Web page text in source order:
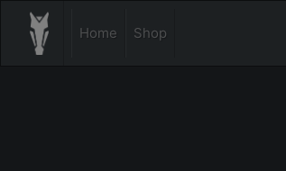
Home Shop